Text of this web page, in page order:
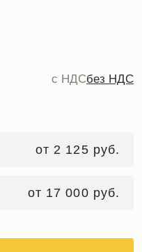
c НДСбез НДС
от 2 125 руб.
от 17 000 руб.